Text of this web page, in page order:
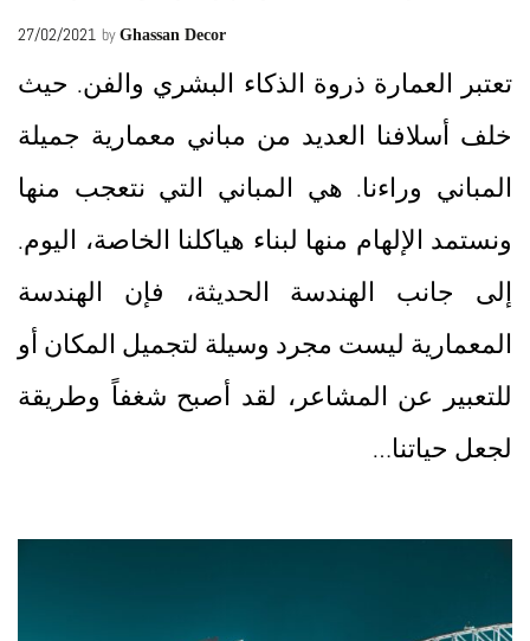
27/02/2021 by Ghassan Decor
تعتبر العمارة ذروة الذكاء البشري والفن. حيث
خلف أسلافنا العديد من مباني معمارية جميلة
المباني وراءنا. هي المباني التي نتعجب منها
ونستمد الإلهام منها لبناء هياكلنا الخاصة، اليوم.
إلى جانب الهندسة الحديثة، فإن الهندسة
المعمارية ليست مجرد وسيلة لتجميل المكان أو
للتعبير عن المشاعر، لقد أصبح شغفاً وطريقة
لجعل حياتنا…